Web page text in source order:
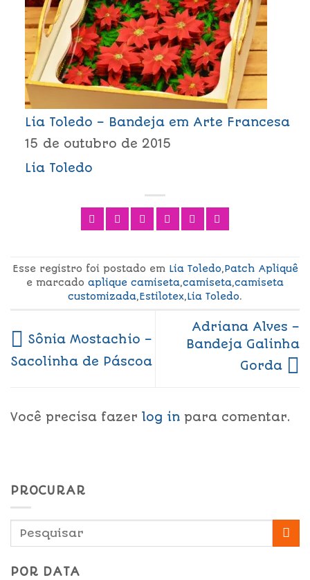
Lia Toledo – Bandeja em Arte Francesa
15 de outubro de 2015
Lia Toledo
Esse registro foi postado em Lia Toledo,Patch Apliquê
e marcado aplique camiseta,camiseta,camiseta
customizada,Estilotex,Lia Toledo.
Sônia Mostachio –
Sacolinha de Páscoa
Adriana Alves –
Bandeja Galinha
Gorda
Você precisa fazer log in para comentar.
PROCURAR
POR DATA